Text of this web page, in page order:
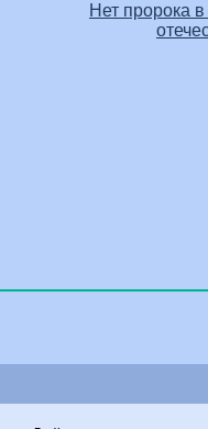
Нет пророка